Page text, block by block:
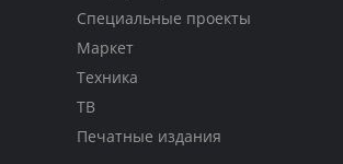
Специальные проекты
Маркет
Техника
ТВ
Печатные издания